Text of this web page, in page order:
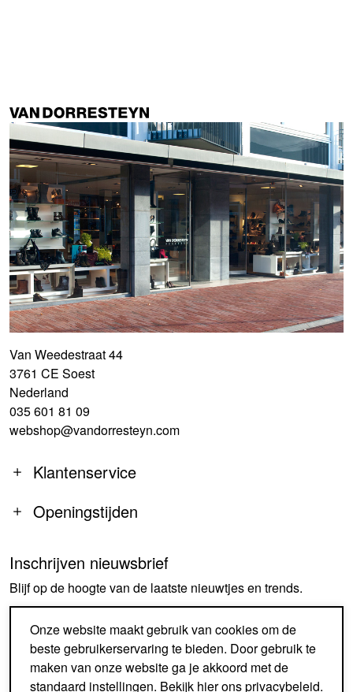
Van Weedestraat 44
3761 CE Soest
Nederland
035 601 81 09
webshop@vandorresteyn.com
Klantenservice
Openingstijden
MA
14:00-18:00
DI-DO
09:30-18:00
ZA
09:30-17:00
ZO
GESLOTEN
Inschrijven nieuwsbrief
Blijf op de hoogte van de laatste nieuwtjes en trends.
AANMELDEN
Onze website maakt gebruik van cookies om de
beste gebruikerservaring te bieden. Door gebruik te
maken van onze website ga je akkoord met de
standaard instellingen. Bekijk hierons privacybeleid.